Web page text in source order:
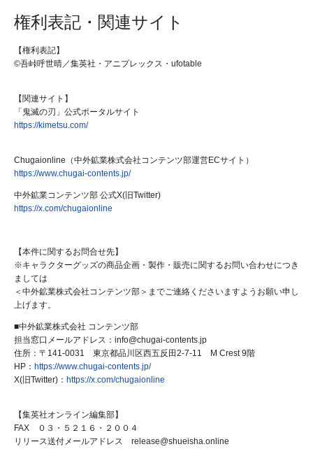
権利表記・関連サイト
【権利表記】
©吾峠呼世晴／集英社・アニプレックス・ufotable
【関連サイト】
「鬼滅の刃」公式ポータルサイト
https://kimetsu.com/
Chugaionline（中外鉱業株式会社コンテンツ部運営ECサイト）
https://www.chugai-contents.jp/
中外鉱業コンテンツ部 公式X(旧Twitter)
https://x.com/chugaionline
【本件に関するお問合せ先】
※キャラクターグッズの商品企画・製作・販売に関するお問い合わせにつき
ましては
＜中外鉱業株式会社コンテンツ部＞までご連絡くださいますようお願い申し
上げます。
■中外鉱業株式会社 コンテンツ部
担当窓口メールアドレス：info@chugai-contents.jp
住所：〒141-0031 東京都品川区西五反田2-7-11 M Crest 9階
HP： https://www.chugai-contents.jp/
X(旧Twitter)： https://x.com/chugaionline
【集英社オンライン編集部】
FAX ０３・５２１６・２００４
リリース送付メールアドレス release@shueisha.online